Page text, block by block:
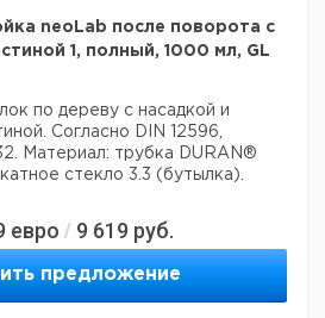
neoLab после поворота с
1, полный, 1000 мл, GL
по дереву с насадкой и
Согласно DIN 12596,
Материал: трубка DURAN®
стекло 3.3 (бутылка).
евро / 9 619 руб.
предложение